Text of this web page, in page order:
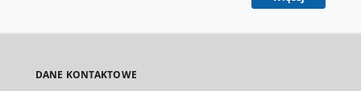
DANE KONTAKTOWE